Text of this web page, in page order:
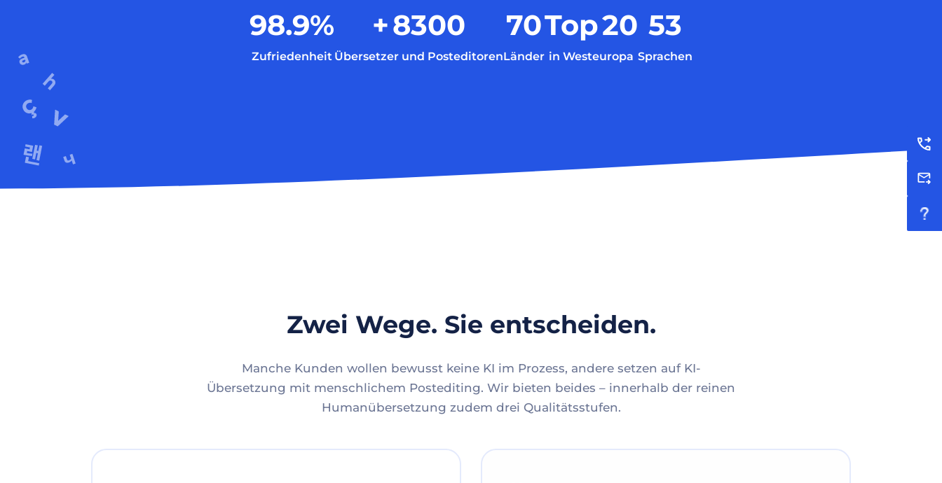
98.9%
Zufriedenheit
+8300
Übersetzer und Posteditoren
70
Länder
Top20
in Westeuropa
53
Sprachen
Zwei Wege. Sie entscheiden.
Manche Kunden wollen bewusst keine KI im Prozess, andere setzen auf KI-
Übersetzung mit menschlichem Postediting. Wir bieten beides – innerhalb der reinen
Humanübersetzung zudem drei Qualitätsstufen.